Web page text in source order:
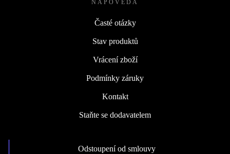
NÁPOVĚDA
Časté otázky
Stav produktů
Vrácení zboží
Podmínky záruky
Kontakt
Staňte se dodavatelem
Odstoupení od smlouvy